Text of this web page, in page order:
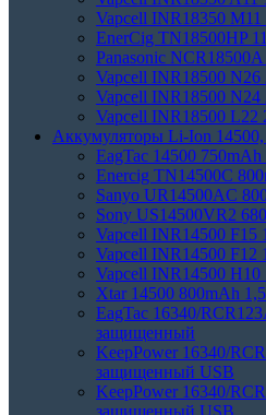
Vapcell INR18350
EnerCig TN18500HP
Panasonic
Vapcell INR18500
Vapcell INR18500
Vapcell INR18500 L22
Аккумуляторы Li-Ion
EagTac 14500
Enercig TN14500C
Sanyo UR14500AC
Sony US14500VR2
Vapcell INR14500 F15
Vapcell INR14500 F12
Vapcell INR14500
Xtar 14500 800mAh
EagTac 16340/
защищенный
KeepPower 16340/
защищенный USB
KeepPower 16340/
защищенный USB